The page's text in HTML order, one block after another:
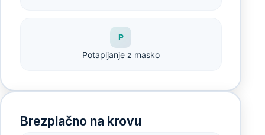
P
Potapljanje z masko
Brezplačno na krovu